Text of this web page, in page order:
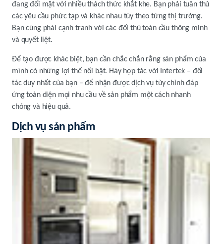
đang đối mặt với nhiều thách thức khắt khe. Bạn phải tuân thủ
các yêu cầu phức tạp và khác nhau tùy theo từng thị trường.
Bạn cũng phải cạnh tranh với các đối thủ toàn cầu thông minh
và quyết liệt.
Để tạo được khác biệt, bạn cần chắc chắn rằng sản phẩm của
mình có những lợi thế nổi bật. Hãy hợp tác với Intertek – đối
tác duy nhất của bạn – để nhận được dịch vụ tùy chỉnh đáp
ứng toàn diện mọi nhu cầu về sản phẩm một cách nhanh
chóng và hiệu quả.
Dịch vụ sản phẩm